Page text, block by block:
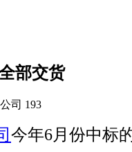
部交货
司 193
今年6月份中标